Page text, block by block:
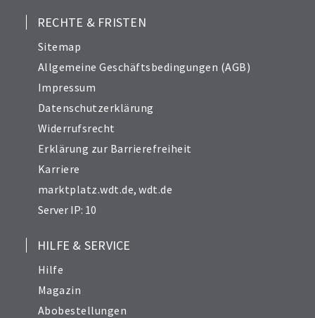
RECHTE & FRISTEN
Sitemap
Allgemeine Geschäftsbedingungen (AGB)
Impressum
Datenschutzerklärung
Widerrufsrecht
Erklärung zur Barrierefreiheit
Karriere
marktplatz.wdt.de,wdt.de
Server IP: 10
HILFE & SERVICE
Hilfe
Magazin
Abobestellungen